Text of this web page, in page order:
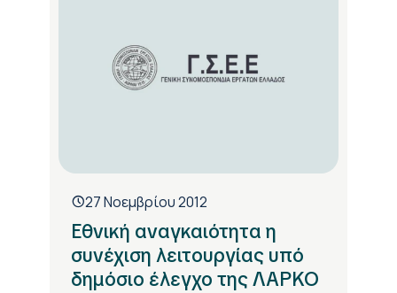
27 Νοεμβρίου 2012
Εθνική αναγκαιότητα η
συνέχιση λειτουργίας υπό
δημόσιο έλεγχο της ΛΑΡΚΟ